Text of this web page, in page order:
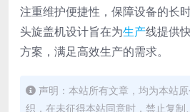
注重维护便捷性，保障设备的长
头旋盖机设计旨在为生产线提供
方案，满足高效生产的需求。
声明：本站所有文章，均为本站
织，在未征得本站同意时，禁止复制